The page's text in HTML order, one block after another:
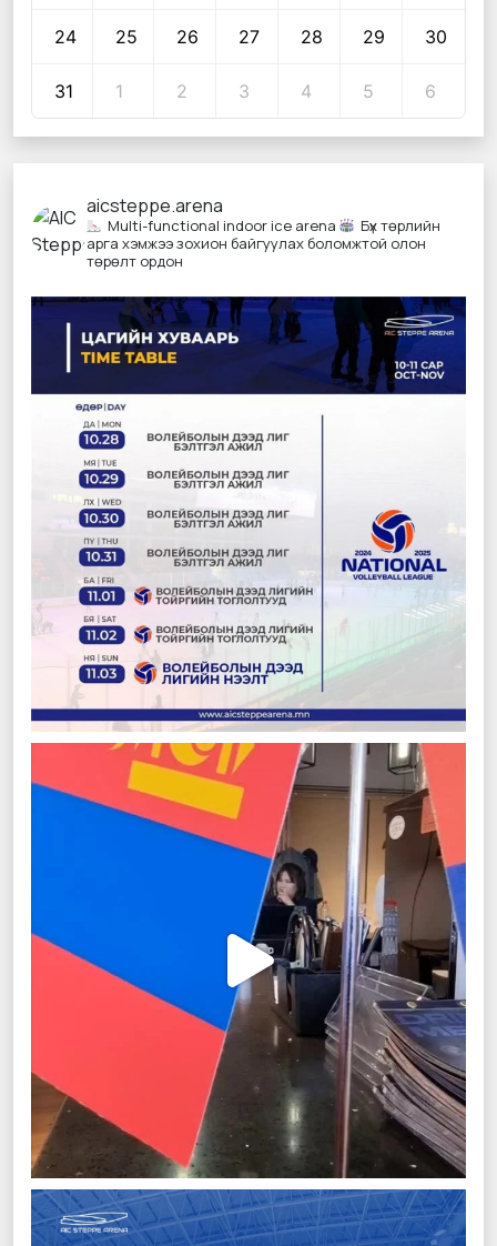
24 25 26 27 28 29 30
31 1 2 3 4 5 6
aicsteppe.arena
Multi-functional indoor ice arena
Бүх төрлийн
арга хэмжээ зохион байгуулах боломжтой олон
төрөлт ордон